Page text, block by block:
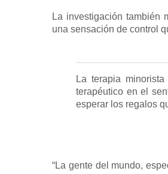
La investigación también
una sensación de control
La terapia
terapéutico en el
esperar los regalos
“La gente del mundo,